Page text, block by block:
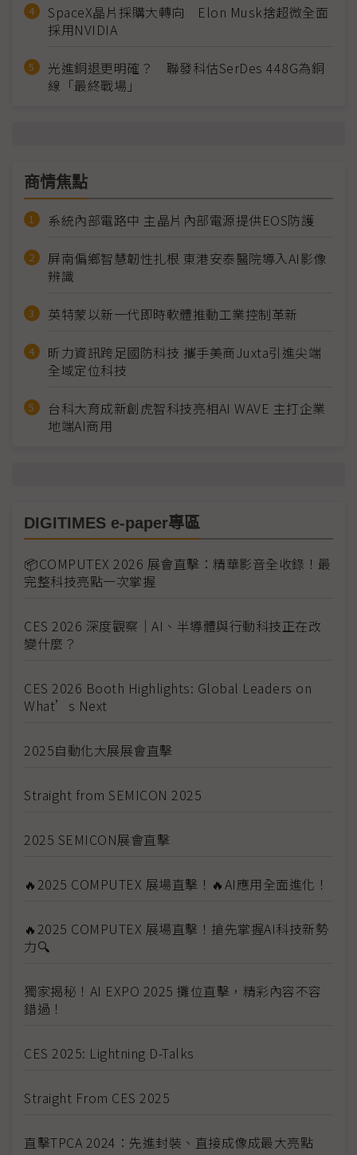
SpaceX晶片採購大轉向 Elon Musk捨超微全面
採用NVIDIA
光進銅退更明確？ 聯發科估SerDes 448G為銅
線「最終戰場」
商情焦點
系統內部電路中 主晶片內部電源提供EOS防護
屏南偏鄉智慧韌性扎根 東港安泰醫院導入AI影像
辨識
英特蒙以新一代即時軟體推動工業控制革新
昕力資訊跨足國防科技 攜手美商Juxta引進尖端
全域定位科技
台科大育成新創虎智科技亮相AI WAVE 主打企業
地端AI商用
DIGITIMES e-paper專區
📦COMPUTEX 2026 展會直擊：精華影音全收錄！最
完整科技亮點一次掌握
CES 2026 深度觀察｜AI、半導體與行動科技正在改
變什麼？
CES 2026 Booth Highlights: Global Leaders on
What’s Next
2025自動化大展展會直擊
Straight from SEMICON 2025
2025 SEMICON展會直擊
🔥2025 COMPUTEX 展場直擊！🔥AI應用全面進化！
🔥2025 COMPUTEX 展場直擊！搶先掌握AI科技新勢
力🔍
獨家揭秘！AI EXPO 2025 攤位直擊，精彩內容不容
錯過！
CES 2025: Lightning D-Talks
Straight From CES 2025
直擊TPCA 2024：先進封裝、直接成像成最大亮點